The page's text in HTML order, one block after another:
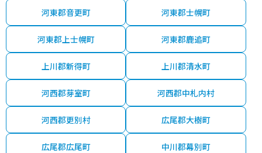
河東郡音更町 河東郡士幌町
河東郡上士幌町 河東郡鹿追町
上川郡新得町 上川郡清水町
河西郡芽室町 河西郡中札内村
河西郡更別村 広尾郡大樹町
広尾郡広尾町 中川郡幕別町